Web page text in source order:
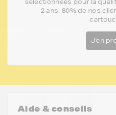
sélectionnées pour la
2 ans. 80% de nos
J'en
Aide & conseils